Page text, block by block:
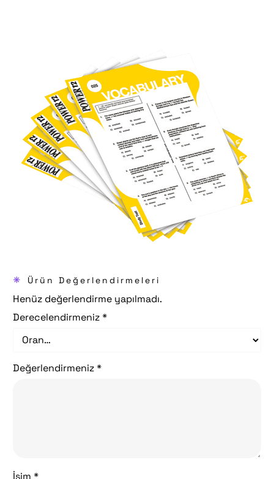
* Ürün Değerlendirmeleri
Henüz değerlendirme yapılmadı.
Derecelendirmeniz*
Değerlendirmeniz*
İsim *